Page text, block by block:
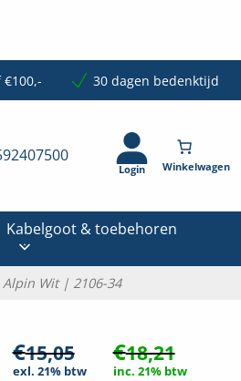
30 dagen bedenktijd
Login
Kabelgoot & toebehoren
Alpin Wit | 2106-34
€15,05
exl. 21% btw
€18,21
inc. 21% btw